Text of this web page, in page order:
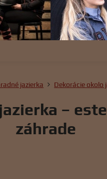
jazierka Dekorácie okolo
–
záhrade